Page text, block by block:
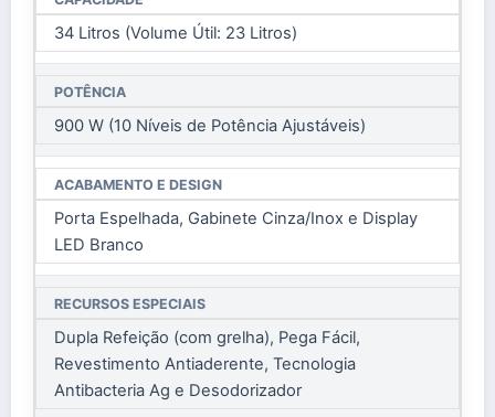
34 Litros (Volume Útil: 23 Litros)
POTÊNCIA
900 W (10 Níveis de Potência Ajustáveis)
ACABAMENTO E DESIGN
Porta Espelhada, Gabinete Cinza/Inox e Display
LED Branco
RECURSOS ESPECIAIS
Dupla Refeição (com grelha), Pega Fácil,
Revestimento Antiaderente, Tecnologia
Antibacteria Ag e Desodorizador